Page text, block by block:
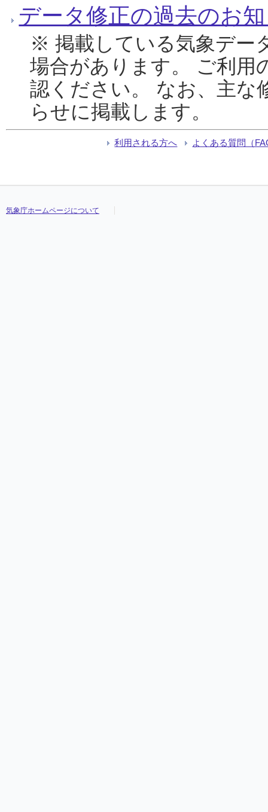
データ修正の過去のお
※ 掲載している気象デー
場合があります。 ご利用
認ください。 なお、主な
らせに掲載します。
利用される方へ よくある質問（
気象庁ホームページについて